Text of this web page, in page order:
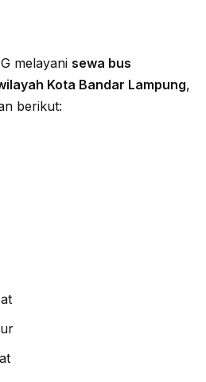
melayani sewa bus
Kota Bandar Lampung,
berikut: